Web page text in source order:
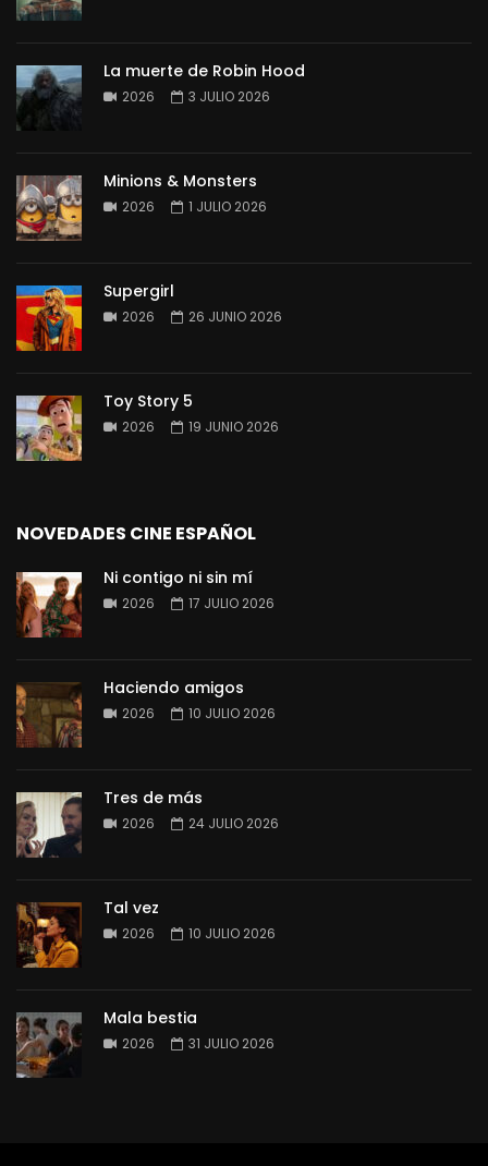
La muerte de Robin Hood
2026 3 JULIO 2026
Minions & Monsters
2026 1 JULIO 2026
Supergirl
2026 26 JUNIO 2026
Toy Story 5
2026 19 JUNIO 2026
NOVEDADES CINE ESPAÑOL
Ni contigo ni sin mí
2026 17 JULIO 2026
Haciendo amigos
2026 10 JULIO 2026
Tres de más
2026 24 JULIO 2026
Tal vez
2026 10 JULIO 2026
Mala bestia
2026 31 JULIO 2026